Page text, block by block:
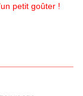
petit goûter !